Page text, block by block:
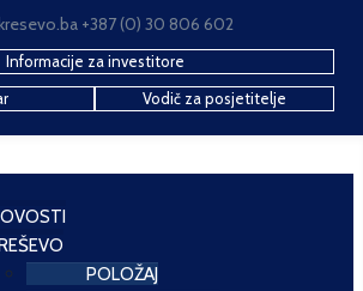
+387 (0) 30 806 602
Informacije za investitore
Vodič za posjetitelje
POLOŽAJ